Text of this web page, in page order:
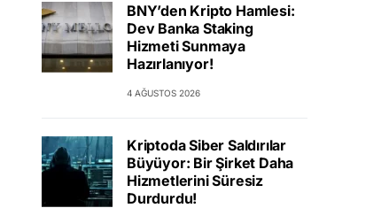
BNY’den Kripto Hamlesi:
Dev Banka Staking
Hizmeti Sunmaya
Hazırlanıyor!
4 AĞUSTOS 2026
Kriptoda Siber Saldırılar
Büyüyor: Bir Şirket Daha
Hizmetlerini Süresiz
Durdurdu!